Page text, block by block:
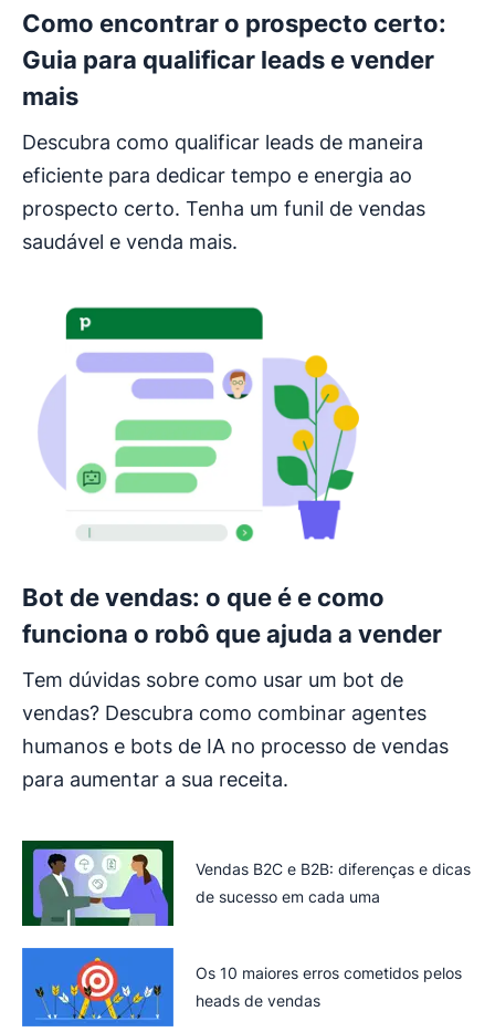
Como encontrar o prospecto certo:
Guia para qualificar leads e vender
mais
Descubra como qualificar leads de maneira
eficiente para dedicar tempo e energia ao
prospecto certo. Tenha um funil de vendas
saudável e venda mais.
Bot de vendas: o que é e como
funciona o robô que ajuda a vender
Tem dúvidas sobre como usar um bot de
vendas? Descubra como combinar agentes
humanos e bots de IA no processo de vendas
para aumentar a sua receita.
Vendas B2C e B2B: diferenças e dicas
de sucesso em cada uma
Os 10 maiores erros cometidos pelos
heads de vendas